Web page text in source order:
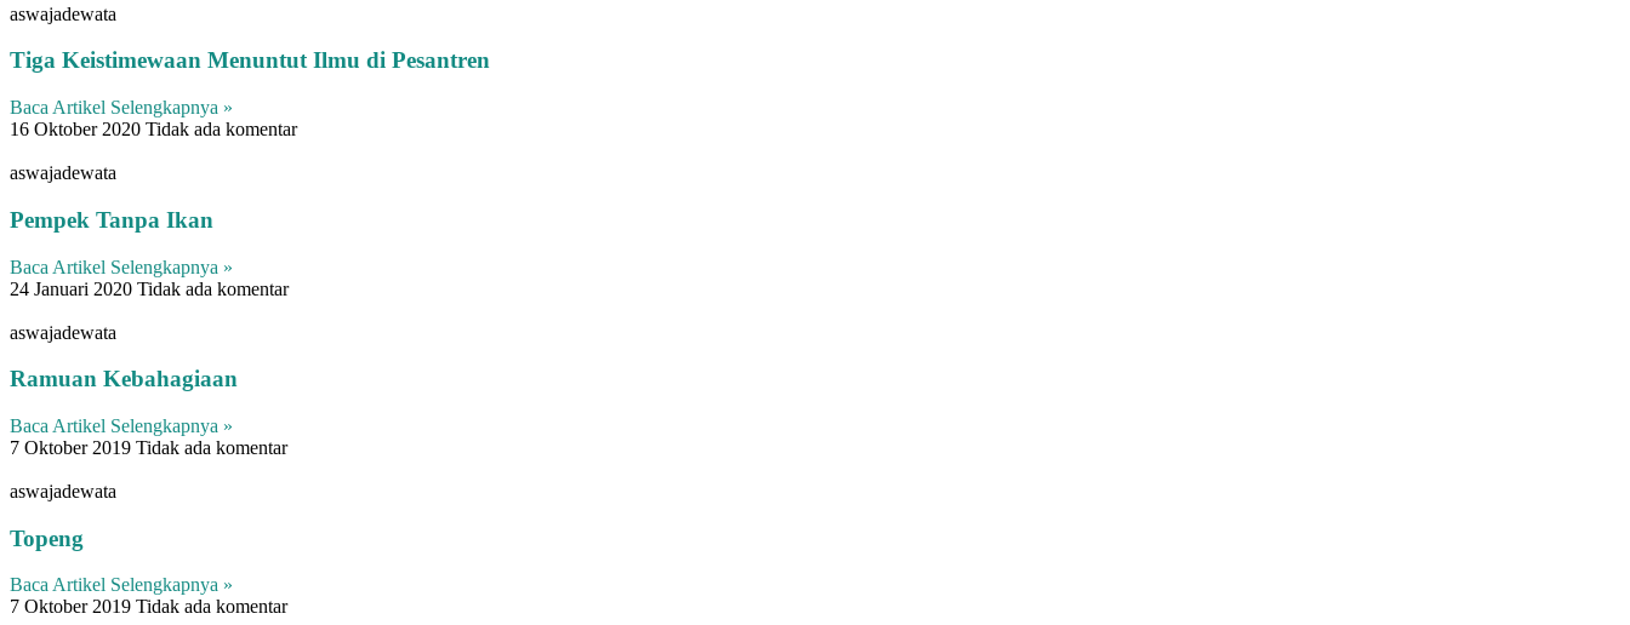
aswajadewata
Tiga Keistimewaan Menuntut Ilmu di Pesantren
Baca Artikel Selengkapnya »
16 Oktober 2020 Tidak ada komentar
aswajadewata
Pempek Tanpa Ikan
Baca Artikel Selengkapnya »
24 Januari 2020 Tidak ada komentar
aswajadewata
Ramuan Kebahagiaan
Baca Artikel Selengkapnya »
7 Oktober 2019 Tidak ada komentar
aswajadewata
Topeng
Baca Artikel Selengkapnya »
7 Oktober 2019 Tidak ada komentar